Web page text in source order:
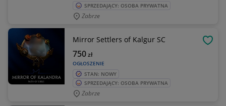
SPRZEDAJĄCY: OSOBA PRYWATNA
Zabrze
Mirror Settlers of Kalgur SC
OGŁOSZENIE
750zł
STAN: NOWY
SPRZEDAJĄCY: OSOBA PRYWATNA
Zabrze